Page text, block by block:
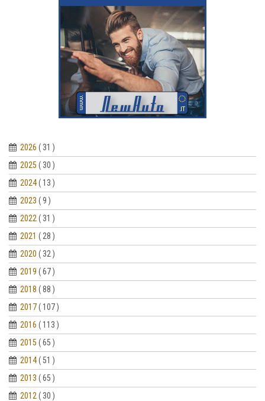
2026 ( 31 )
2025 ( 30 )
2024( 13 )
2023 ( 9 )
2022 ( 31 )
2021 ( 28 )
2020 ( 32 )
2019 ( 67 )
2018 ( 88 )
2017( 107 )
2016 ( 113 )
2015 ( 65 )
2014( 51 )
2013 ( 65 )
2012 ( 30 )